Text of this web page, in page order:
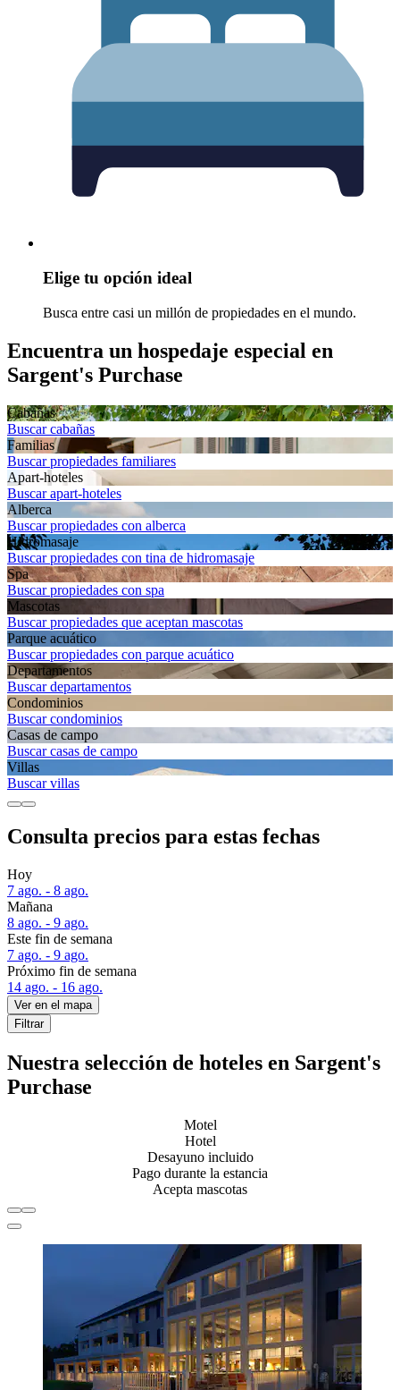
Elige tu opción ideal
Busca entre casi un millón de propiedades en el mundo.
Encuentra un hospedaje especial en
Sargent's Purchase
Cabañas
Buscar cabañas
Familias
Buscar propiedades familiares
Apart-hoteles
Buscar apart-hoteles
Alberca
Buscar propiedades con alberca
Hidromasaje
Buscar propiedades con tina de hidromasaje
Spa
Buscar propiedades con spa
Mascotas
Buscar propiedades que aceptan mascotas
Parque acuático
Buscar propiedades con parque acuático
Departa­mentos
Buscar departamentos
Condominios
Buscar condominios
Casas de campo
Buscar casas de campo
Villas
Buscar villas
Consulta precios para estas fechas
Hoy
7 ago. - 8 ago.
Mañana
8 ago. - 9 ago.
Este fin de semana
7 ago. - 9 ago.
Próximo fin de semana
14 ago. - 16 ago.
Ver en el mapa
Filtrar
Nuestra selección de hoteles en Sargent's
Purchase
Motel
Hotel
Desayuno incluido
Pago durante la estancia
Acepta mascotas